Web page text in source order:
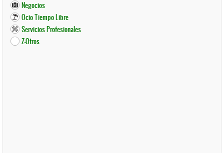
Negocios
Ocio Tiempo Libre
Servicios Profesionales
Z-Otros